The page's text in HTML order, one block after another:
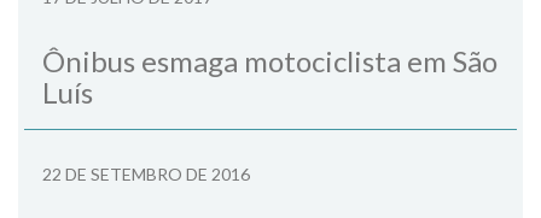
Ônibus esmaga motociclista em São
Luís
22 DE SETEMBRO DE 2016